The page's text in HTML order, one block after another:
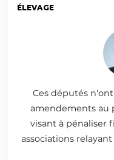
ÉLEVAGE
Ces députés
amendements au
visant à pénaliser
associations